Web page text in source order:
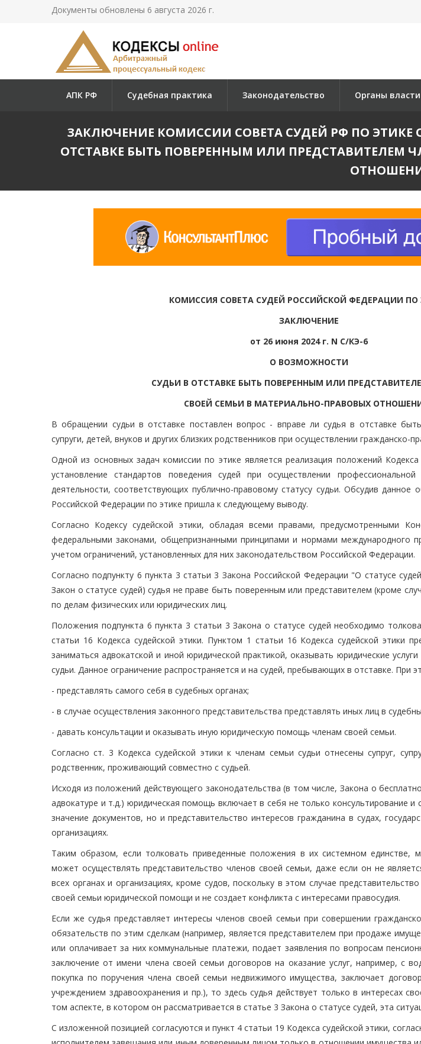
Документы обновлены 6 августа 2026 г.
АПК РФ Судебная практика Законодательство Органы власти
ЗАКЛЮЧЕНИЕ КОМИССИИ СОВЕТА СУДЕЙ РФ ПО ЭТИКЕ
ОТСТАВКЕ БЫТЬ ПОВЕРЕННЫМ ИЛИ ПРЕДСТАВИТЕЛЕМ
КОМИССИЯ СОВЕТА СУДЕЙ РОССИЙСКОЙ ФЕДЕРАЦИИ ПО
ЗАКЛЮЧЕНИЕ
от 26 июня 2024 г. N С/КЭ-6
О ВОЗМОЖНОСТИ
СУДЬИ В ОТСТАВКЕ БЫТЬ ПОВЕРЕННЫМ ИЛИ
СВОЕЙ СЕМЬИ В МАТЕРИАЛЬНО-ПРАВОВЫХ
В обращении судьи в отставке поставлен вопрос - вправе ли судья в отставке
супруги, детей, внуков и других близких родственников при осуществлении гражданско-
Одной из основных задач комиссии по этике является реализация положений Кодекса
установление стандартов поведения судей при осуществлении
деятельности, соответствующих публично-правовому статусу судьи. Обсудив данное
Российской Федерации по этике пришла к следующему выводу.
Согласно Кодексу судейской этики, обладая всеми правами, предусмотренными
федеральными законами, общепризнанными принципами и нормами международного
учетом ограничений, установленных для них законодательством Российской Федерации.
Согласно подпункту 6 пункта 3 статьи 3 Закона Российской Федерации "О статусе
Закон о статусе судей) судья не праве быть поверенным или представителем (кроме
по делам физических или юридических лиц.
Положения подпункта 6 пункта 3 статьи 3 Закона о статусе судей необходимо
статьи 16 Кодекса судейской этики. Пунктом 1 статьи 16 Кодекса судейской этики
заниматься адвокатской и иной юридической практикой, оказывать юридические
судьи. Данное ограничение распространяется и на судей, пребывающих в отставке. При
- представлять самого себя в судебных органах;
- в случае осуществления законного представительства представлять иных лиц в
- давать консультации и оказывать иную юридическую помощь членам своей семьи.
Согласно ст. 3 Кодекса судейской этики к членам семьи судьи отнесены супруг,
родственник, проживающий совместно с судьей.
Исходя из положений действующего законодательства (в том числе, Закона о
адвокатуре и т.д.) юридическая помощь включает в себя не только консультирование
значение документов, но и представительство интересов гражданина в судах,
организациях.
Таким образом, если толковать приведенные положения в их системном единстве,
может осуществлять представительство членов своей семьи, даже если он не
всех органах и организациях, кроме судов, поскольку в этом случае
своей семьи юридической помощи и не создает конфликта с интересами правосудия.
Если же судья представляет интересы членов своей семьи при совершении
обязательств по этим сделкам (например, является представителем при продаже
или оплачивает за них коммунальные платежи, подает заявления по вопросам
заключение от имени члена своей семьи договоров на оказание услуг, например, с
покупка по поручения члена своей семьи недвижимого имущества, заключает
учреждением здравоохранения и пр.), то здесь судья действует только в интересах
том аспекте, в котором он рассматривается в статье 3 Закона о статусе судей, эта
С изложенной позицией согласуются и пункт 4 статьи 19 Кодекса судейской этики,